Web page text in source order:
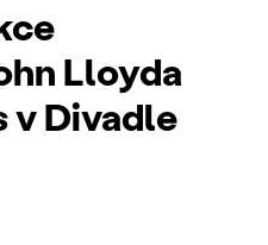
Lloyda
v Divadle